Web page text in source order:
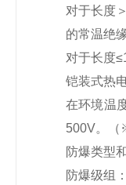
对于长度
的常温绝
对于长度
铠装式热
在环境温
500V。（
防爆类型
防爆级组